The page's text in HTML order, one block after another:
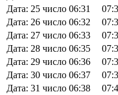
Дата: 25 число 06:31
Дата: 26 число 06:32
Дата: 27 число 06:33
Дата: 28 число 06:35
Дата: 29 число 06:36
Дата: 30 число 06:37
Дата: 31 число 06:38